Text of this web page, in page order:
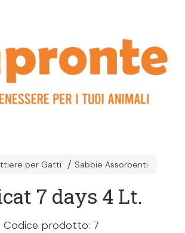
per Gatti Sabbie Assorbenti
7 days 4 Lt.
Codice prodotto: 7